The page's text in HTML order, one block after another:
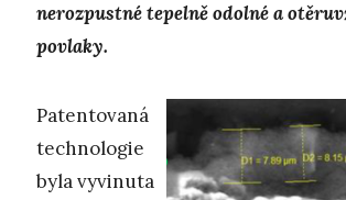
nerozpustné tepelně odolné a
povlaky.
Patentovaná
technologie
byla vyvinuta